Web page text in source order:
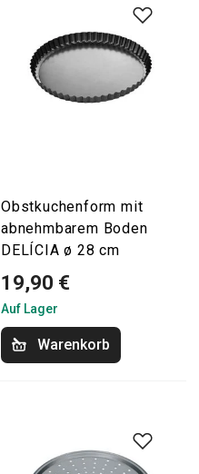
Obstkuchenform mit
abnehmbarem Boden
DELÍCIA ø 28 cm
19,90 €
Auf Lager
Warenkorb